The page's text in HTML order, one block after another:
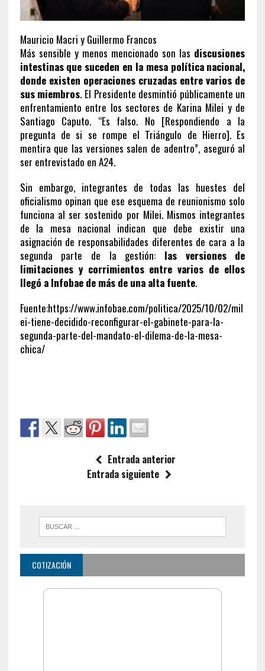
Mauricio Macri y Guillermo Francos
Más sensible y menos mencionado son las discusiones
intestinas que suceden en la mesa política nacional,
donde existen operaciones cruzadas entre varios de
sus miembros. El Presidente desmintió públicamente un
enfrentamiento entre los sectores de Karina Milei y de
Santiago Caputo. “Es falso. No [Respondiendo a la
pregunta de si se rompe el Triángulo de Hierro]. Es
mentira que las versiones salen de adentro”, aseguró al
ser entrevistado en A24.
Sin embargo, integrantes de todas las huestes del
oficialismo opinan que ese esquema de reunionismo solo
funciona al ser sostenido por Milei. Mismos integrantes
de la mesa nacional indican que debe existir una
asignación de responsabilidades diferentes de cara a la
segunda parte de la gestión: las versiones de
limitaciones y corrimientos entre varios de ellos
llegó a Infobae de más de una alta fuente.
Fuente:https://www.infobae.com/politica/2025/10/02/mil
ei-tiene-decidido-reconfigurar-el-gabinete-para-la-
segunda-parte-del-mandato-el-dilema-de-la-mesa-
chica/
Entrada anterior
Entrada siguiente
COTIZACIÓN